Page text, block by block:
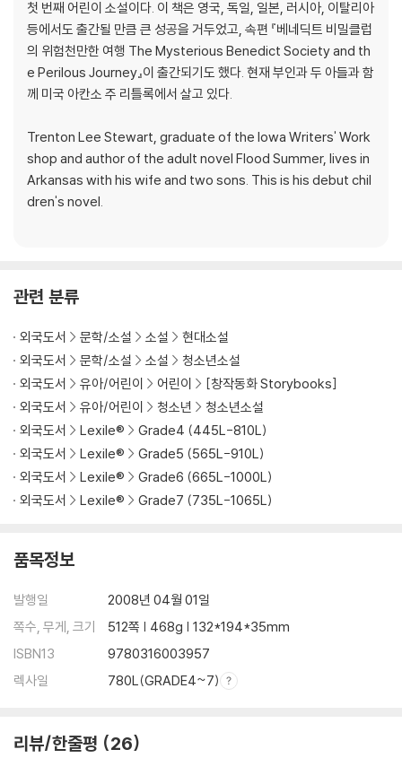
첫 번째 어린이 소설이다. 이 책은 영국, 독일, 일본, 러시아, 이탈리아
등에서도 출간될 만큼 큰 성공을 거두었고, 속편 『베네딕트 비밀클럽
의 위험천만한 여행 The Mysterious Benedict Society and th
e Perilous Journey』이 출간되기도 했다. 현재 부인과 두 아들과 함
께 미국 아칸소 주 리틀록에서 살고 있다.
Trenton Lee Stewart, graduate of the Iowa Writers' Work
shop and author of the adult novel Flood Summer, lives in
Arkansas with his wife and two sons. This is his debut chil
dren's novel.
관련 분류
외국도서 문학/소설 소설
현대소설
외국도서
문학/소설 소설
청소년소설
외국도서
유아/어린이 어린이
[창작동화 Storybooks]
외국도서
유아/어린이 청소년
청소년소설
외국도서
Lexile®
Grade4 (445L-810L)
외국도서
Lexile®
Grade5 (565L-910L)
외국도서
Lexile®
Grade6 (665L-1000L)
외국도서
Lexile® Grade7 (735L-1065L)
품목정보
발행일
2008년 04월 01일
쪽수, 무게, 크기
512쪽 | 468g | 132*194*35mm
ISBN13
9780316003957
렉사일
780L(GRADE4~7)
리뷰/한줄평 26